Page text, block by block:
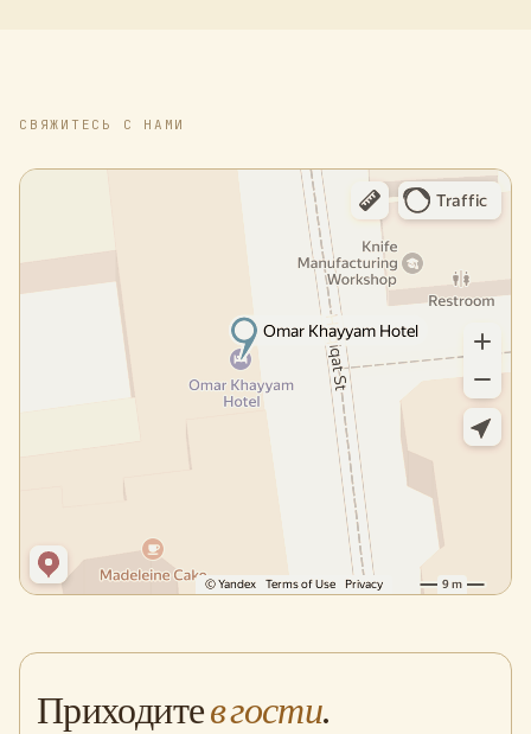
СВЯЖИТЕСЬ С НАМИ
Приходитев гости.